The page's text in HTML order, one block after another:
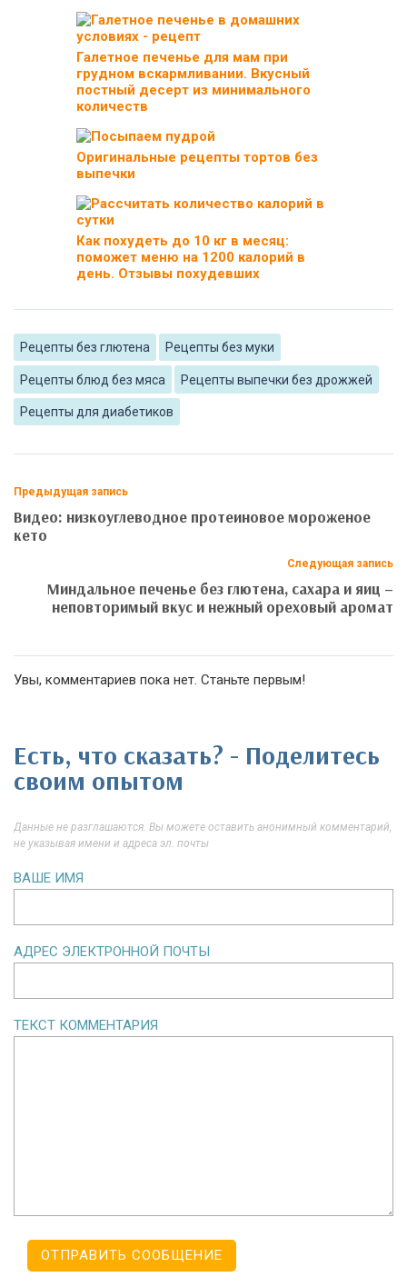
Галетное печенье для мам при
грудном вскармливании. Вкусный
постный десерт из минимального
количеств
Оригинальные рецепты тортов без
выпечки
Как похудеть до 10 кг в месяц:
поможет меню на 1200 калорий в
день. Отзывы похудевших
Рецепты без глютена Рецепты без муки
Рецепты блюд без мяса Рецепты выпечки без дрожжей
Рецепты для диабетиков
Предыдущая запись
Видео: низкоуглеводное протеиновое мороженое
кето
Следующая запись
Миндальное печенье без глютена, сахара и яиц –
неповторимый вкус и нежный ореховый аромат
Увы, комментариев пока нет. Станьте первым!
Есть, что сказать? - Поделитесь
своим опытом
Данные не разглашаются. Вы можете оставить анонимный комментарий,
не указывая имени и адреса эл. почты
ВАШЕ ИМЯ
АДРЕС ЭЛЕКТРОННОЙ ПОЧТЫ
ТЕКСТ КОММЕНТАРИЯ